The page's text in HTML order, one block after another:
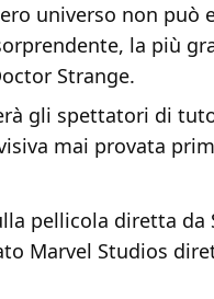
universo non può
la più
Strange.
gli spettatori di
mai provata
pellicola diretta da
Marvel Studios